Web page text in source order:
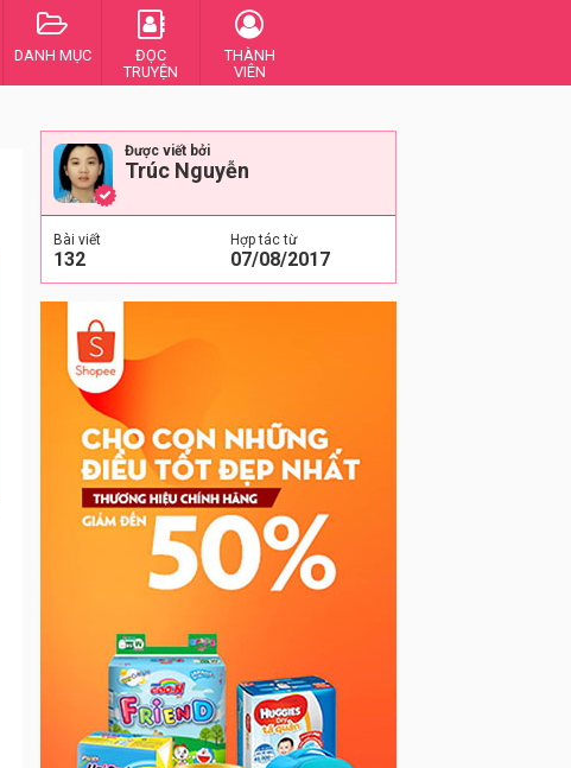
DANH MỤC
ĐỌC
TRUYỆN
THÀNH
VIÊN
Được viết bởi
Trúc Nguyễn
Bài viết
132
Hợp tác từ
07/08/2017